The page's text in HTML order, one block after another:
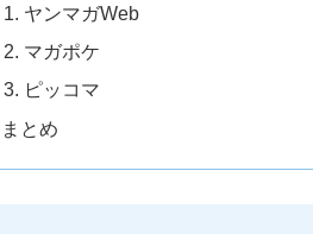
ヤンマガWeb
マガポケ
ピッコマ
まとめ